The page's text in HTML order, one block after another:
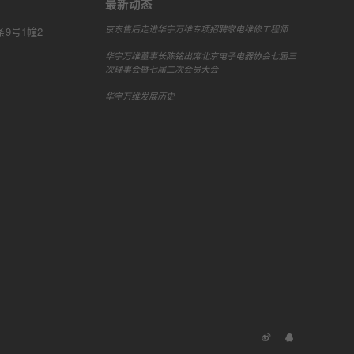
9号1幢2
最新动态
京东售后走进华宇万维专项招聘家电维修工程师
华宇万维董事长陈铭出席北京电子电器协会七届三
次理事会暨七届二次会员大会
华宇万维发展历史